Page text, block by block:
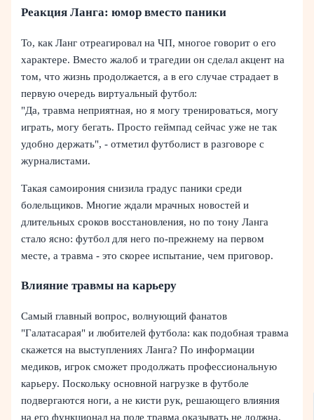
Реакция Ланга: юмор вместо паники
То, как Ланг отреагировал на ЧП, многое говорит о его
характере. Вместо жалоб и трагедии он сделал акцент на
том, что жизнь продолжается, а в его случае страдает в
первую очередь виртуальный футбол:
"Да, травма неприятная, но я могу тренироваться, могу
играть, могу бегать. Просто геймпад сейчас уже не так
удобно держать", - отметил футболист в разговоре с
журналистами.
Такая самоирония снизила градус паники среди
болельщиков. Многие ждали мрачных новостей и
длительных сроков восстановления, но по тону Ланга
стало ясно: футбол для него по-прежнему на первом
месте, а травма - это скорее испытание, чем приговор.
Влияние травмы на карьеру
Самый главный вопрос, волнующий фанатов
"Галатасарая" и любителей футбола: как подобная травма
скажется на выступлениях Ланга? По информации
медиков, игрок сможет продолжать профессиональную
карьеру. Поскольку основной нагрузке в футболе
подвергаются ноги, а не кисти рук, решающего влияния
на его функционал на поле травма оказывать не должна.